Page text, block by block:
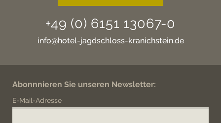
+49 (0) 6151 13067-0
info@hotel-jagdschloss-kranichstein.de
Abonnnieren Sie unseren Newsletter:
E-Mail-Adresse